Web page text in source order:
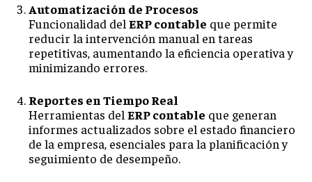
Automatización de Procesos
Funcionalidad del ERP contable que permite
reducir la intervención manual en tareas
repetitivas, aumentando la eficiencia operativa y
minimizando errores.
Reportes en Tiempo Real
Herramientas del ERP contable que generan
informes actualizados sobre el estado financiero
de la empresa, esenciales para la planificación y
seguimiento de desempeño.